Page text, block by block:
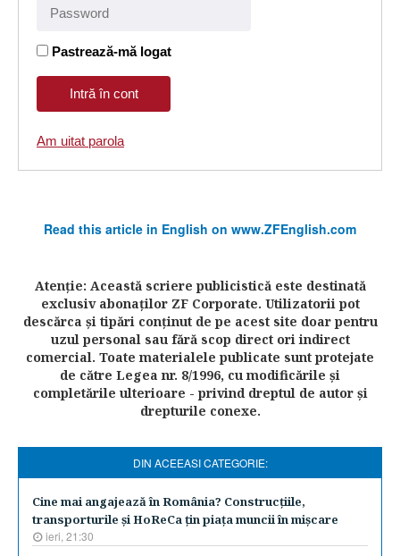
Pastrează-mă logat
Am uitat parola
Read this article in English on www.ZFEnglish.com
Atenţie: Această scriere publicistică este destinată
exclusiv abonaţilor ZF Corporate. Utilizatorii pot
descărca şi tipări conţinut de pe acest site doar pentru
uzul personal sau fără scop direct ori indirect
comercial. Toate materialele publicate sunt protejate
de către Legea nr. 8/1996, cu modificările şi
completările ulterioare - privind dreptul de autor şi
drepturile conexe.
DIN ACEEASI CATEGORIE:
Cine mai angajează în România? Construcţiile,
transporturile şi HoReCa ţin piaţa muncii în mişcare
ieri, 21:30